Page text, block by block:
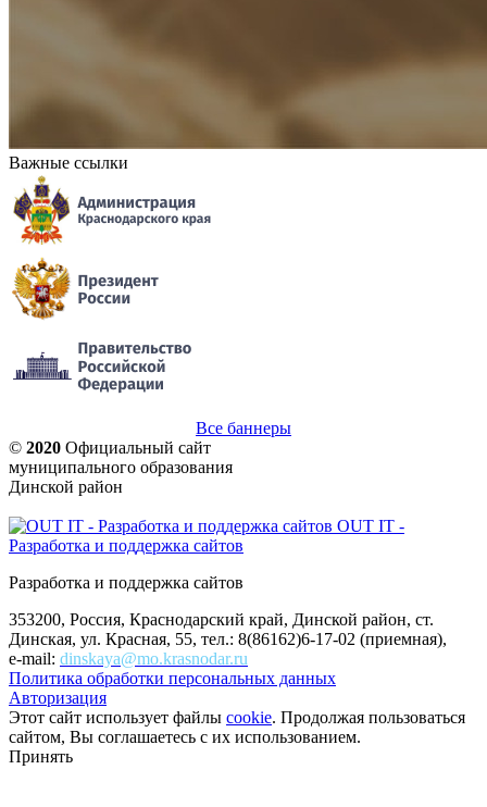
Важные ссылки
Все баннеры
© 2020 Официальный сайт
муниципального образования
Динской район
OUT IT -
Разработка и поддержка сайтов
Разработка и поддержка сайтов
353200, Россия, Краснодарский край, Динской район, ст.
Динская, ул. Красная, 55, тел.: 8(86162)6-17-02 (приемная),
e-mail: dinskaya@mo.krasnodar.ru
Политика обработки персональных данных
Авторизация
Этот сайт использует файлы cookie. Продолжая пользоваться
сайтом, Вы соглашаетесь с их использованием.
Принять